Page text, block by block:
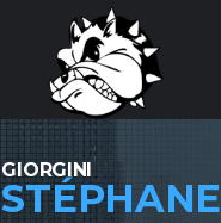
GIORGINI
STÉPHANE